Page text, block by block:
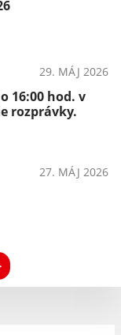
29. MÁJ 2026
16:00 hod. v
rozprávky.
27. MÁJ 2026